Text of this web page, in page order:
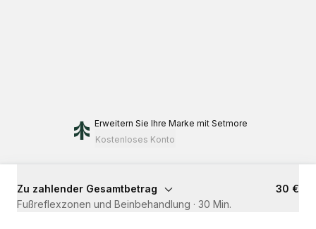
Erweitern Sie Ihre Marke mit Setmore
Kostenloses Konto
Zu zahlender Gesamtbetrag
30 €
Fußreflexzonen und Beinbehandlung · 30 Min.